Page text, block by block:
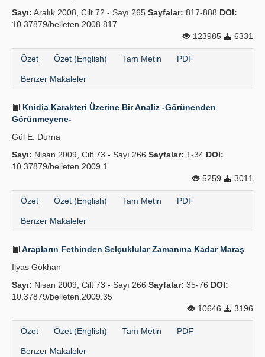
Sayı: Aralık 2008, Cilt 72 - Sayı 265 Sayfalar: 817-888 DOI:
10.37879/belleten.2008.817
123985
6331
Özet Özet (English) Tam Metin PDF
Benzer Makaleler
Knidia Karakteri Üzerine Bir Analiz -Görünenden
Görünmeyene-
Gül E. Durna
Sayı: Nisan 2009, Cilt 73 - Sayı 266 Sayfalar: 1-34 DOI:
10.37879/belleten.2009.1
5259
3011
Özet Özet (English) Tam Metin PDF
Benzer Makaleler
Arapların Fethinden Selçuklular Zamanına Kadar Maraş
İlyas Gökhan
Sayı: Nisan 2009, Cilt 73 - Sayı 266 Sayfalar: 35-76 DOI:
10.37879/belleten.2009.35
10646
3196
Özet Özet (English) Tam Metin PDF
Benzer Makaleler